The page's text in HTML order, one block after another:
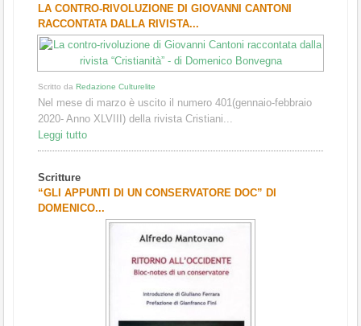
LA CONTRO-RIVOLUZIONE DI GIOVANNI CANTONI
RACCONTATA DALLA RIVISTA...
Scritto da Redazione Culturelite
Nel mese di marzo è uscito il numero 401(gennaio-febbraio
2020- Anno XLVIII) della rivista Cristiani...
Leggi tutto
Scritture
“GLI APPUNTI DI UN CONSERVATORE DOC” DI
DOMENICO...